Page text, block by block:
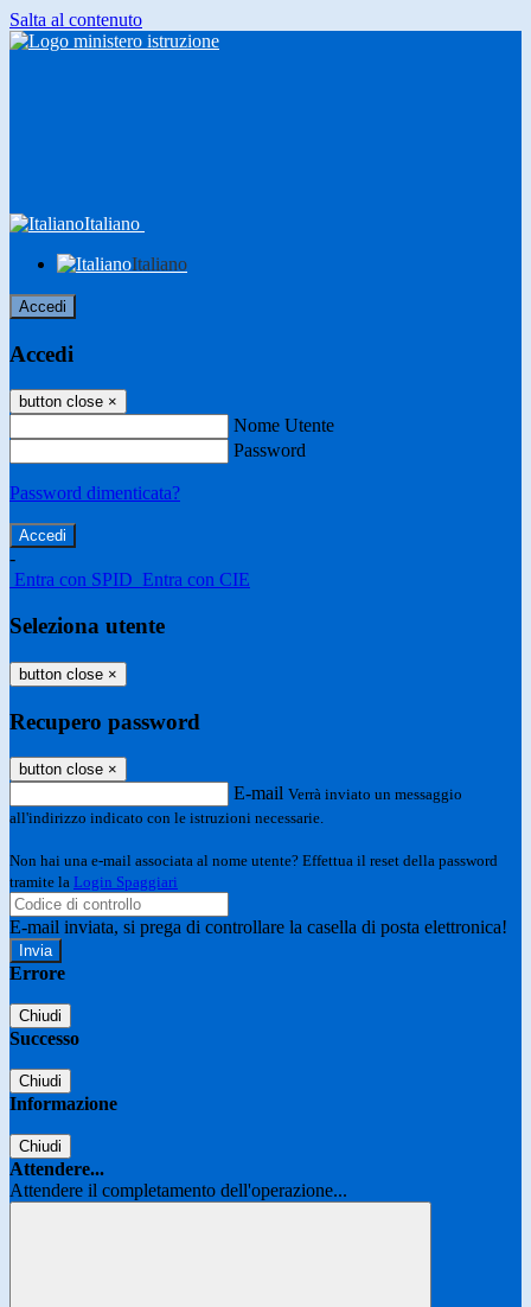
Salta al contenuto
Italiano
Italiano
Accedi
Accedi
button close ×
Nome Utente
Password
Password dimenticata?
-
Entra con SPID Entra con CIE
Seleziona utente
button close ×
Recupero password
button close ×
E-mail Verrà inviato un messaggio
all'indirizzo indicato con le istruzioni necessarie.
Non hai una e-mail associata al nome utente? Effettua il reset della password
tramite la Login Spaggiari
E-mail inviata, si prega di controllare la casella di posta elettronica!
Errore
Chiudi
Successo
Chiudi
Informazione
Chiudi
Attendere...
Attendere il completamento dell'operazione...